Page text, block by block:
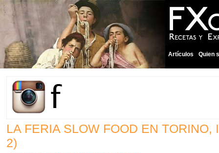
Artículos Quien
LA FERIA SLOW FOOD EN TORINO,
2)